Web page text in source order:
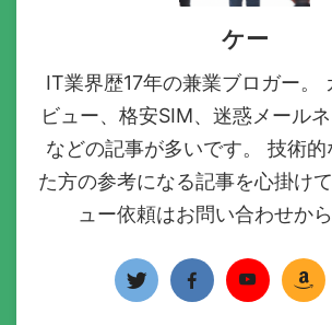
ケー
IT業界歴17年の兼業ブロガー。
ビュー、格安SIM、迷惑メール
などの記事が多いです。 技術的
た方の参考になる記事を心掛け
ュー依頼はお問い合わせから